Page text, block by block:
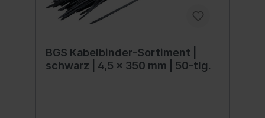
BGS Kabelbinder-Sortiment |
schwarz | 4,5 x 350 mm | 50-tlg.